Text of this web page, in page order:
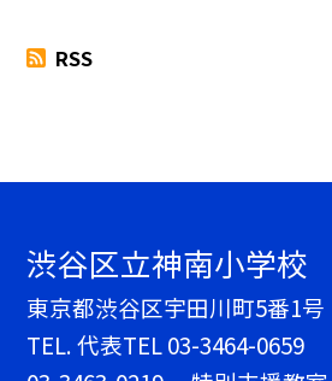
RSS
渋谷区立神南小学校
東京都渋谷区宇田川町5番1号
TEL.代表TEL 03-3464-0659